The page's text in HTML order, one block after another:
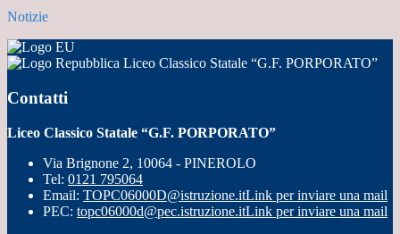
Notizie
Liceo Classico Statale “G.F. PORPORATO”
Contatti
Liceo Classico Statale “G.F. PORPORATO”
Via Brignone 2, 10064 - PINEROLO
Tel: 0121 795064
Email: TOPC06000D@istruzione.itLink per inviare una mail
PEC: topc06000d@pec.istruzione.itLink per inviare una mail